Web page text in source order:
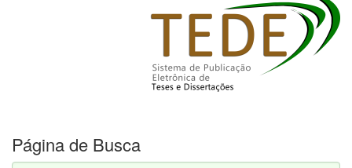
Página de Busca